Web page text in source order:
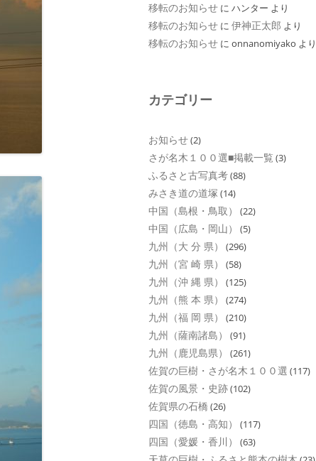
移転のお知らせ に ハンター より
移転のお知らせ に 伊神正太郎 より
移転のお知らせ に onnanomiyako より
カテゴリー
お知らせ(2)
さが名木１００選■掲載一覧 (3)
ふるさと古写真考(88)
みさき道の道塚 (14)
中国（島根・鳥取） (22)
中国（広島・岡山） (5)
九州（大 分 県） (296)
九州（宮 崎 県） (58)
九州（沖 縄 県） (125)
九州（熊 本 県） (274)
九州（福 岡 県） (210)
九州（薩南諸島） (91)
九州（鹿児島県） (261)
佐賀の巨樹・さが名木１００選 (117)
佐賀の風景・史跡(102)
佐賀県の石橋 (26)
四国（徳島・高知） (117)
四国（愛媛・香川） (63)